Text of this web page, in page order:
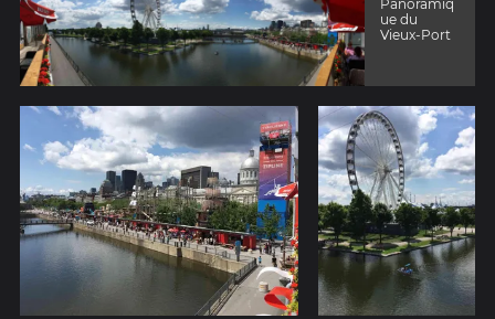
Panoramiq
ue du
Vieux-Port